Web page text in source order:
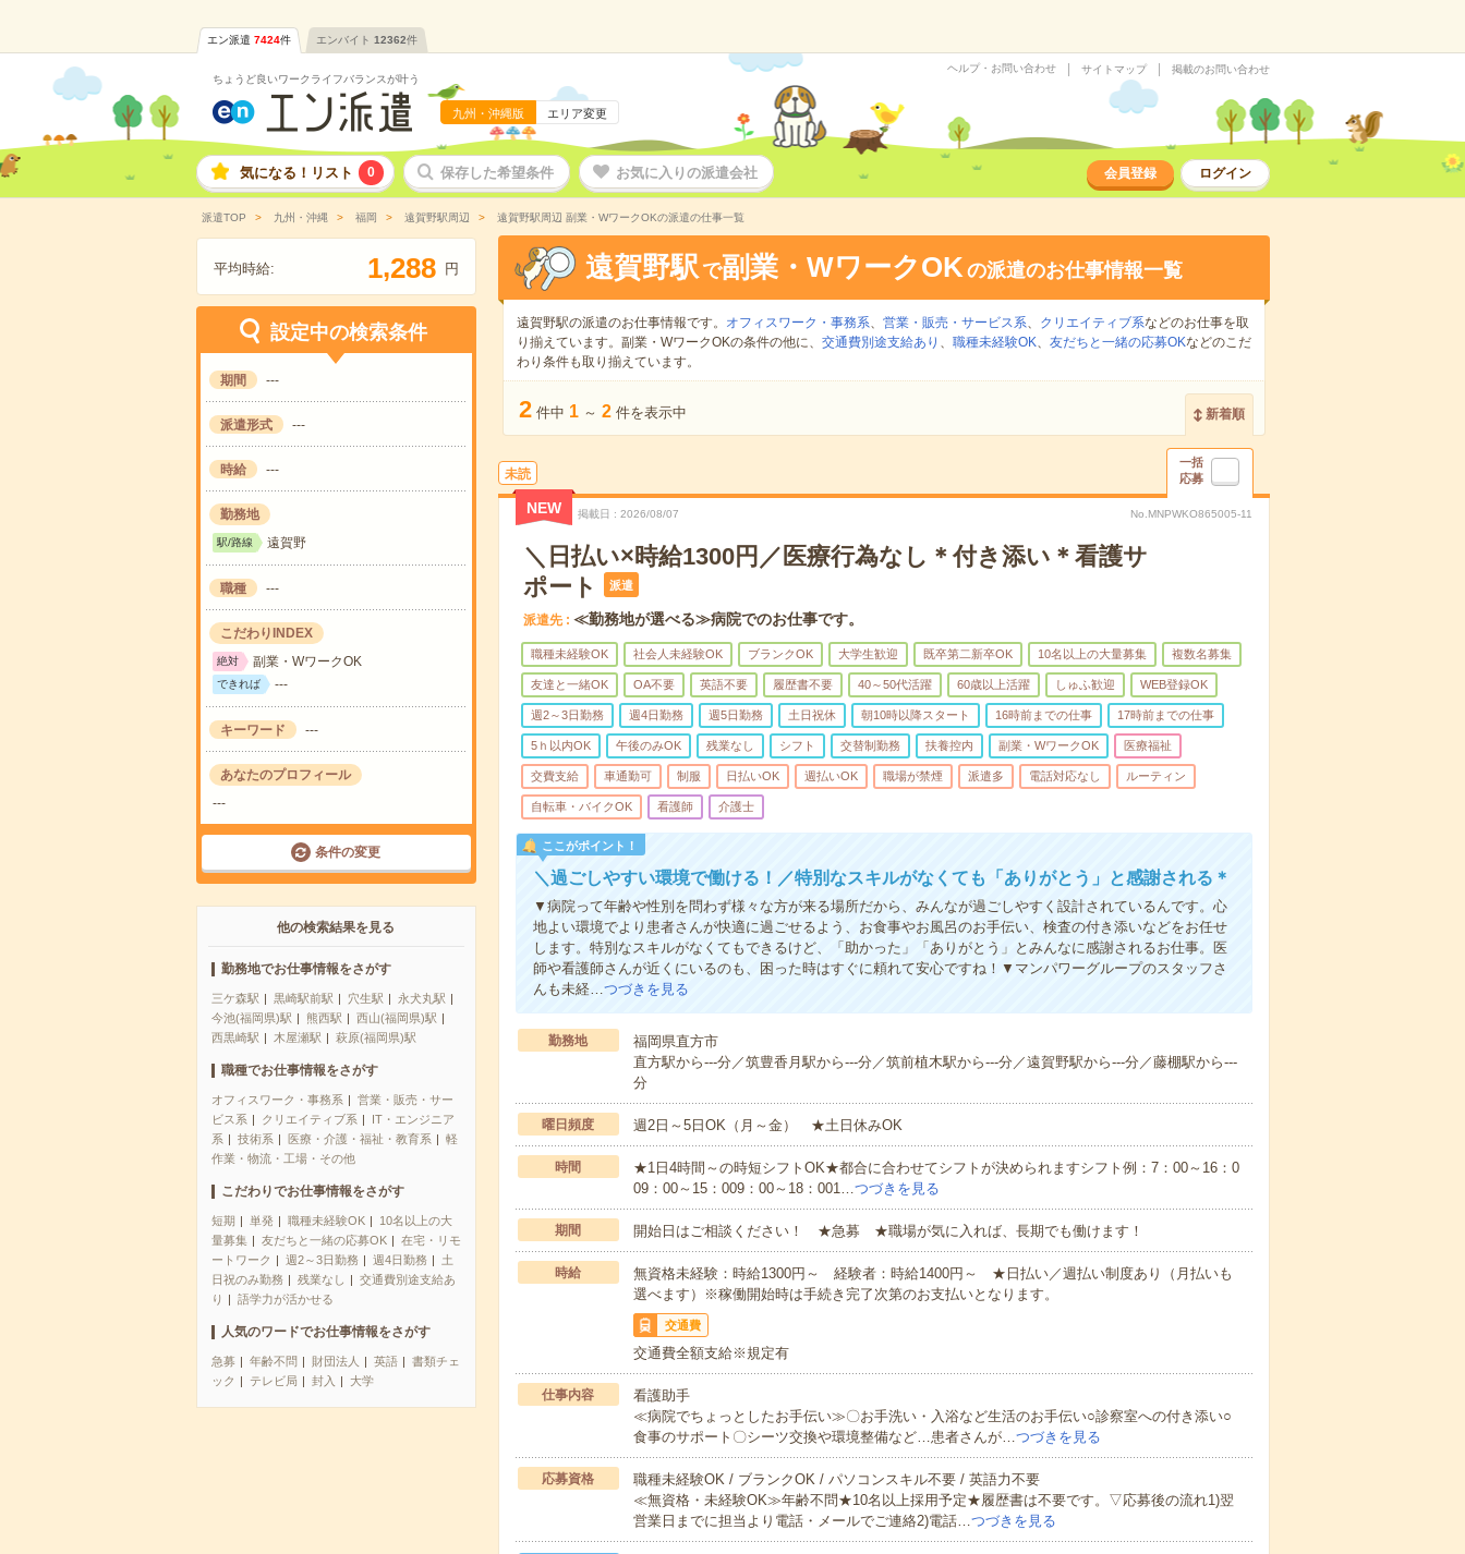
エン派遣 7424件 エンバイト 12362件
ちょうど良いワークライフバランスが叶う
九州・沖縄版 エリア変更
ヘルプ・お問い合わせ サイトマップ 掲載のお問い合わせ
気になる！リスト 0 保存した希望条件 お気に入りの派遣会社 会員登録 ログイン
派遣TOP 九州・沖縄 福岡 遠賀野駅周辺 遠賀野駅周辺 副業・WワークOKの派遣の仕事一覧
平均時給: 1,288 円
設定中の検索条件
期間 ---
派遣形式 ---
時給 ---
勤務地
駅/路線 遠賀野
職種 ---
こだわりINDEX
絶対 副業・WワークOK
できれば ---
キーワード ---
あなたのプロフィール
---
条件の変更
他の検索結果を見る
勤務地でお仕事情報をさがす
三ケ森駅 黒崎駅前駅 穴生駅
永犬丸駅
今池(福岡県)駅
熊西駅
西山(福岡県)駅
西黒崎駅
木屋瀬駅 萩原(福岡県)駅
職種でお仕事情報をさがす
オフィスワーク・事務系
営業・販売・サー
ビス系
クリエイティブ系
IT・エンジニア
系
技術系 医療・介護・福祉・教育系
軽
作業・物流・工場・その他
こだわりでお仕事情報をさがす
短期 単発 職種未経験OK
10名以上の大
量募集
友だちと一緒の応募OK
在宅・リモ
ートワーク
週2～3日勤務 週4日勤務
土
日祝のみ勤務
残業なし
交通費別途支給あ
り
語学力が活かせる
人気のワードでお仕事情報をさがす
急募 年齢不問 財団法人 英語
書類チェ
ック
テレビ局 封入 大学
遠賀野駅 で副業・WワークOKの派遣のお仕事情報一覧
遠賀野駅の派遣のお仕事情報です。 オフィスワーク・事務系、 営業・販売・サービス系、 クリエイティブ系などのお仕事を取
り揃えています。副業・WワークOKの条件の他に、 交通費別途支給あり 、 職種未経験OK、 友だちと一緒の応募OKなどのこだ
わり条件も取り揃えています。
2 件中 1 ～ 2 件を表示中 新着順
未読
一括
応募
NEW 掲載日 2026/08/07 No.MNPWKO865005-11
＼日払い×時給1300円／医療行為なし＊付き添い＊看護サ
ポート
派遣
派遣先 ≪勤務地が選べる≫病院でのお仕事です。
職種未経験OK 社会人未経験OK ブランクOK 大学生歓迎 既卒第二新卒OK 10名以上の大量募集 複数名募集
友達と一緒OK OA不要 英語不要 履歴書不要 40～50代活躍 60歳以上活躍 しゅふ歓迎 WEB登録OK
週2～3日勤務 週4日勤務 週5日勤務 土日祝休 朝10時以降スタート 16時前までの仕事 17時前までの仕事
5ｈ以内OK 午後のみOK 残業なし シフト 交替制勤務 扶養控内 副業・WワークOK 医療福祉
交費支給 車通勤可 制服 日払いOK 週払いOK 職場が禁煙 派遣多 電話対応なし ルーティン
自転車・バイクOK 看護師 介護士
ここがポイント！
＼過ごしやすい環境で働ける！／特別なスキルがなくても「ありがとう」と感謝される＊
▼病院って年齢や性別を問わず様々な方が来る場所だから、みんなが過ごしやすく設計されているんです。心
地よい環境でより患者さんが快適に過ごせるよう、お食事やお風呂のお手伝い、検査の付き添いなどをお任せ
します。特別なスキルがなくてもできるけど、「助かった」「ありがとう」とみんなに感謝されるお仕事。医
師や看護師さんが近くにいるのも、困った時はすぐに頼れて安心ですね！▼マンパワーグループのスタッフさ
んも未経…つづきを見る
勤務地
福岡県直方市
直方駅から---分／筑豊香月駅から---分／筑前植木駅から---分／遠賀野駅から---分／藤棚駅から---
分
曜日頻度 週2日～5日OK（月～金） ★土日休みOK
時間
★1日4時間～の時短シフトOK★都合に合わせてシフトが決められますシフト例：7：00～16：0
09：00～15：009：00～18：001…つづきを見る
期間 開始日はご相談ください！ ★急募 ★職場が気に入れば、長期でも働けます！
時給
無資格未経験：時給1300円～ 経験者：時給1400円～ ★日払い／週払い制度あり（月払いも
選べます）※稼働開始時は手続き完了次第のお支払いとなります。
交通費
交通費全額支給※規定有
仕事内容
看護助手
≪病院でちょっとしたお手伝い≫〇お手洗い・入浴など生活のお手伝い○診察室への付き添い○
食事のサポート〇シーツ交換や環境整備など…患者さんが…つづきを見る
応募資格
職種未経験OK / ブランクOK / パソコンスキル不要 / 英語力不要
≪無資格・未経験OK≫年齢不問★10名以上採用予定★履歴書は不要です。▽応募後の流れ1)翌
営業日までに担当より電話・メールでご連絡2)電話…つづきを見る